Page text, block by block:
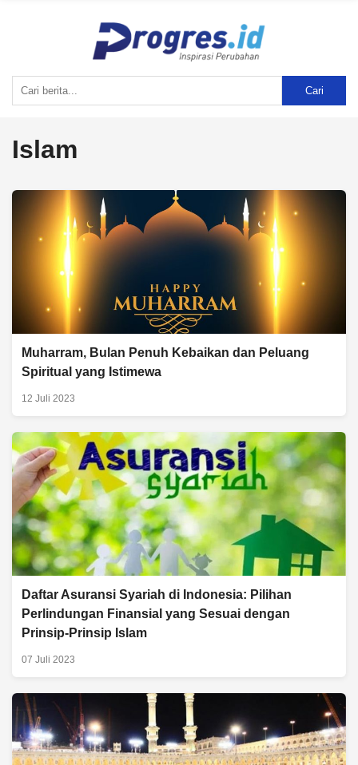
Cari
Islam
Muharram, Bulan Penuh Kebaikan dan Peluang
Spiritual yang Istimewa
12 Juli 2023
Daftar Asuransi Syariah di Indonesia: Pilihan
Perlindungan Finansial yang Sesuai dengan
Prinsip-Prinsip Islam
07 Juli 2023